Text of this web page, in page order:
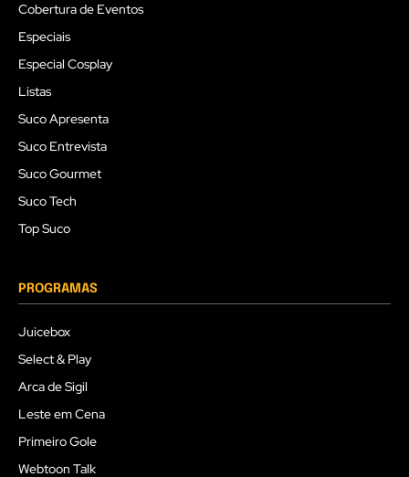
Cobertura de Eventos
Especiais
Especial Cosplay
Listas
Suco Apresenta
Suco Entrevista
Suco Gourmet
Suco Tech
Top Suco
PROGRAMAS
Juicebox
Select & Play
Arca de Sigil
Leste em Cena
Primeiro Gole
Webtoon Talk